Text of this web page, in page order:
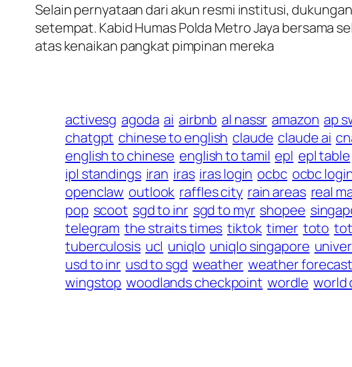
Selain pernyataan dari akun resmi institusi,
setempat. Kabid Humas Polda Metro Jaya bersama
atas kenaikan pangkat pimpinan mereka
activesg agoda ai airbnb al nassr amazon ap
chatgpt chinese to english claude claude ai
english to chinese english to tamil epl epl table
ipl standings iran iras iras login ocbc ocbc
openclaw outlook raffles city rain areas real
pop scoot sgd to inr sgd to myr shopee
telegram the straits times tiktok timer toto
tuberculosis ucl uniqlo uniqlo singapore
usd to inr usd to sgd weather weather forecast
wingstop woodlands checkpoint wordle world